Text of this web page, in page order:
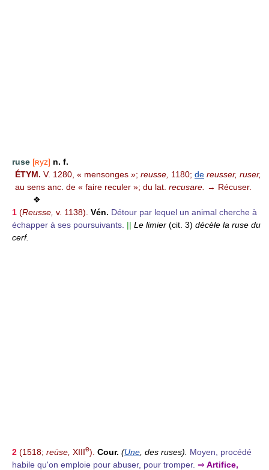
ruse [ʀyz] n. f.
ÉTYM. V. 1280, « mensonges »; reusse, 1180; de reusser, ruser,
au sens anc. de « faire reculer »; du lat. recusare. → Récuser.
❖
1 (Reusse, v. 1138). Vén. Détour par lequel un animal cherche à
échapper à ses poursuivants. || Le limier (cit. 3) décèle la ruse du
cerf.
2 (1518; reüse, XIIIe). Cour. (Une , des ruses).
Moyen, procédé
habile qu'on emploie pour abuser, pour tromper. ⇒ Artifice,